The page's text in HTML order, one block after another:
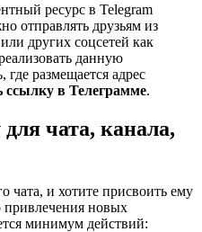
ресурс в Telegram
отправлять друзьям из
других соцсетей как
данную
где размещается адрес
ссылку в Телеграмме.
чата, канала,
чата, и хотите присвоить ему
новых
минимум действий: